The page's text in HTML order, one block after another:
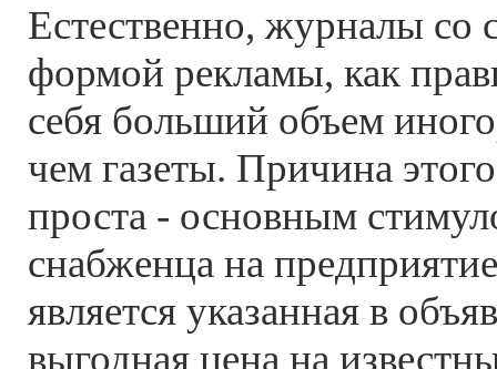
Естественно, журналы со
формой рекламы, как
себя больший объем
чем газеты. Причина
проста - основным
снабженца на
является указанная в
выгодная цена на